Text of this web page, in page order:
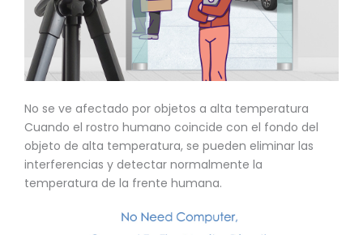
No se ve afectado por objetos a alta temperatura
Cuando el rostro humano coincide con el fondo del
objeto de alta temperatura, se pueden eliminar las
interferencias y detectar normalmente la
temperatura de la frente humana.